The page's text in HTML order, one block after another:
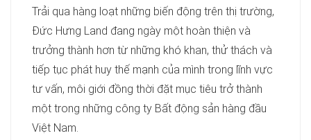
Trải qua hàng loạt những biến động trên thị trường,
Đức Hưng Land đang ngày một hoàn thiện và
trưởng thành hơn từ những khó khan, thử thách và
tiếp tục phát huy thế mạnh của mình trong lĩnh vực
tư vấn, môi giới đồng thời đặt mục tiêu trở thành
một trong những công ty Bất động sản hàng đầu
Việt Nam.